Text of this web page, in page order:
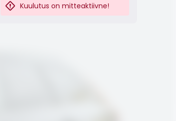
Kuulutus on mitteaktiivne!